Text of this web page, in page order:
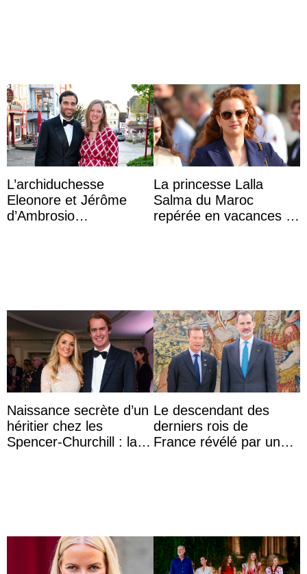
L’archiduchesse
Eleonore et Jérôme
d’Ambrosio
La princesse Lalla
Salma du Maroc
repérée en vacances à
Naissance secrète d’un
héritier chez les
Spencer-Churchill : la
Le descendant des
derniers rois de
France révélé par un